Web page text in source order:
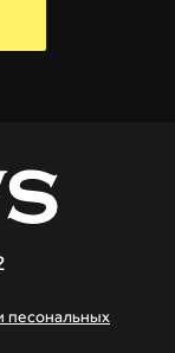
песональных